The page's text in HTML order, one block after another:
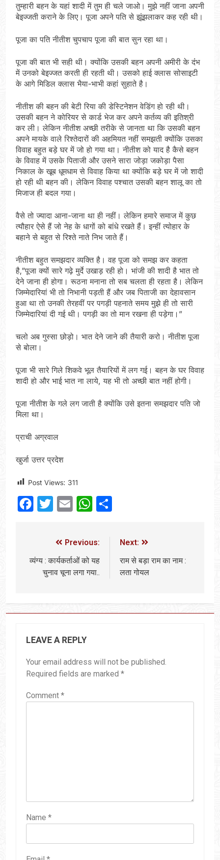
तुम्हारी बहन के यहां शादी में तुम ही चले जाओ। मुझे नहीं जाना अपनी
बेइज्जती कराने के लिए। पूजा अपने पति से झूंझलाकर कह रही थी।
पूजा का पति नीतीश चुपचाप पूजा की बात सुन रहा था।
पूजा की बात भी सही थी। क्योंकि उसकी बहन अपनी अमीरी के दंंभ
में उनको बेइज्जत करती ही रहती थी। उसको हाई क्लास सोसाइटी
के आगे मिडिल क्लास भैया-भाभी कहां सुहाते है।
नीतीश की बहन की बेटी रिया की डेस्टिनेशन वेडिंग हो रही थी।
उसकी बहन ने कोरियर से कार्ड भेज कर अपने कर्तव्य की इतिश्री
कर ली। लेकिन नीतीश अच्छी तरीके से जानता था कि उसकी बहन
अपने मायके वाले रिश्तेदारों की अहमियत नहीं समझती क्योंकि उसका
विवाह बहुत बड़े घर में जो हो गया था। नीतीश को याद है कैसे बहन
के विवाह में उसके पिताजी और उसने सारा जोड़ा जकोड़ा पैसा
निकाल के खूब धूमधाम से विवाह किया था क्योंकि बड़े घर में जो शादी
हो रही थी बहन की। लेकिन विवाह पश्चात उसकी बहन शालू का तो
मिजाज ही बदल गया।
वैसे तो ज्यादा आना-जाना था ही नहीं। लेकिन हमारे समाज में कुछ
त्यौहार ऐसे हैं जो नेह के धागों को बांधे रखते हैं। इन्हीं त्योहार के
बहाने से बहुत से रिश्ते नाते निभ जाते हैं।
नीतीश बहुत समझदार व्यक्ति है। वह पूजा को समझ कर कहता
है,”पूजा क्यों सारे गढ़े मुर्दे उखाड़ रही हो। भांजी की शादी है भात तो
देने जाना ही होगा। रूठना मनाना तो सब चलता ही रहता है। लेकिन
जिम्मेदारियां भी तो निभानी पड़ती हैं और जब पिताजी का देहावसान
हुआ था तो उनकी तेरहवीं पर पगड़ी पहनाते समय मुझे ही तो सारी
जिम्मेदारियां दी गई थी। पगड़ी का तो मान रखना ही पड़ेगा।”
चलो अब गुस्सा छोड़ो। भात देने जाने की तैयारी करो। नीतीश पूजा
से बोला।
पूजा भी सारे गिले शिकवे भूल तैयारियों में लग गई। बहन के घर विवाह
शादी हो और भाई भात ना लाये, यह भी तो अच्छी बात नहीं होगी।
पूजा नीतीश के गले लग जाती है क्योंकि उसे इतना समझदार पति जो
मिला था।
प्राची अग्रवाल
खुर्जा उत्तर प्रदेश
Post Views: 311
Facebook
Twitter
EmailWhatsApp
Previous:
व्यंग्य : कार्यकर्ताओं को यह
चुनाव चूना लगा गया..
Next:
राम से बड़ा राम का नाम :
लता गोयल
LEAVE A REPLY
Your email address will not be published.
Required fields are marked *
Comment *
Name *